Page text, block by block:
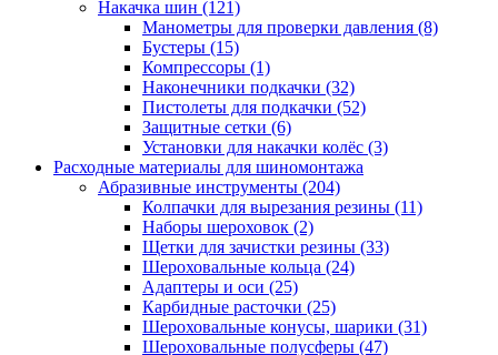
Накачка шин (121)
Манометры для проверки давления (8)
Бустеры (15)
Компрессоры (1)
Наконечники подкачки (32)
Пистолеты для подкачки (52)
Защитные сетки (6)
Установки для накачки колёс (3)
Расходные материалы для шиномонтажа
Абразивные инструменты (204)
Колпачки для вырезания резины (11)
Наборы шероховок (2)
Щетки для зачистки резины (33)
Шероховальные кольца (24)
Адаптеры и оси (25)
Карбидные расточки (25)
Шероховальные конусы, шарики (31)
Шероховальные полусферы (47)